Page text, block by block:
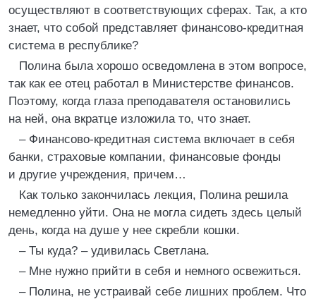
осуществляют в соответствующих сферах. Так, а кто
знает, что собой представляет финансово-кредитная
система в республике?
Полина была хорошо осведомлена в этом вопросе,
так как ее отец работал в Министерстве финансов.
Поэтому, когда глаза преподавателя остановились
на ней, она вкратце изложила то, что знает.
– Финансово-кредитная система включает в себя
банки, страховые компании, финансовые фонды
и другие учреждения, причем…
Как только закончилась лекция, Полина решила
немедленно уйти. Она не могла сидеть здесь целый
день, когда на душе у нее скребли кошки.
– Ты куда? – удивилась Светлана.
– Мне нужно прийти в себя и немного освежиться.
– Полина, не устраивай себе лишних проблем. Что